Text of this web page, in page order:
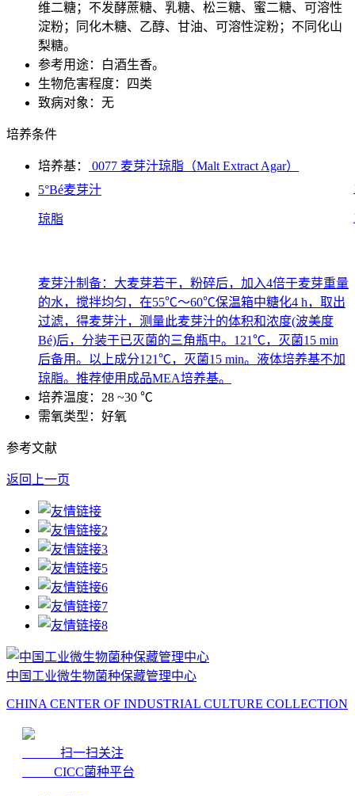
维二糖；不发酵蔗糖、乳糖、松三糖、蜜二糖、可溶性
淀粉；同化木糖、乙醇、甘油、可溶性淀粉；不同化山
梨糖。
参考用途：白酒生香。
生物危害程度：四类
致病对象：无
培养条件
培养基：
0077 麦芽汁琼脂（Malt Extract Agar）
5°Bé麦芽汁
琼脂
麦芽汁制备：大麦芽若干，粉碎后，加入4倍于麦芽重量
的水，搅拌均匀，在55℃～60℃保温箱中糖化4 h，取出
过滤，得麦芽汁，测量此麦芽汁的体积和浓度(波美度
Bé)后，分装于已灭菌的三角瓶中。121℃，灭菌15 min
后备用。以上成分121℃，灭菌15 min。液体培养基不加
琼脂。推荐使用成品MEA培养基。
培养温度：28 ~30 ℃
需氧类型：好氧
参考文献
返回上一页
中国工业微生物菌种保藏管理中心
CHINA CENTER OF INDUSTRIAL CULTURE COLLECTION
扫一扫关注
CICC菌种平台